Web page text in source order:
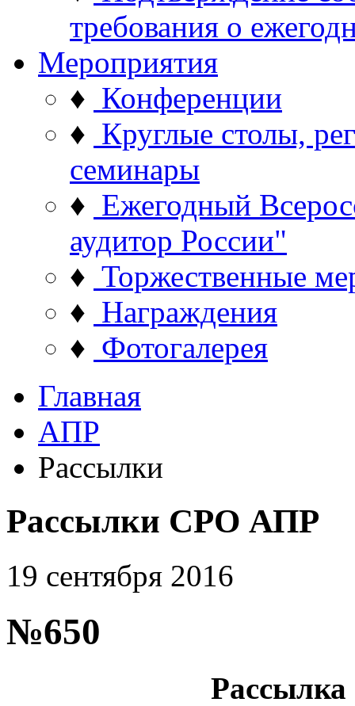
требования о
Мероприятия
♦ Конференции
♦ Круглые столы,
семинары
♦ Ежегодный
аудитор России"
♦ Торжественные
♦ Награждения
♦ Фотогалерея
Главная
АПР
Рассылки
Рассылки СРО АПР
19 сентября 2016
№650
Рассылка